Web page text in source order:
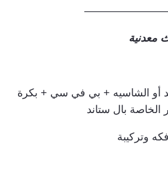
معدنية
أو الشاسيه + بي في سي + بكرة
الخاصة بال ستاند
وتركيبة